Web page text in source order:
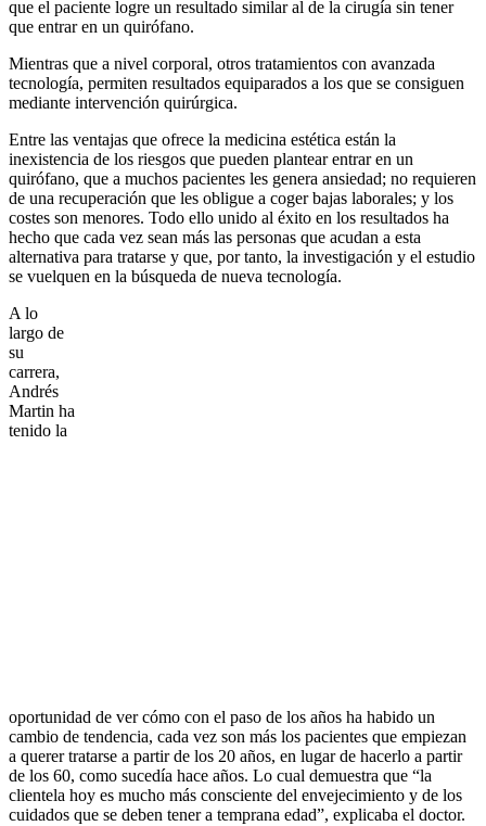
que el paciente logre un resultado similar al de la cirugía sin tener
que entrar en un quirófano.
Mientras que a nivel corporal, otros tratamientos con avanzada
tecnología, permiten resultados equiparados a los que se consiguen
mediante intervención quirúrgica.
Entre las ventajas que ofrece la medicina estética están la
inexistencia de los riesgos que pueden plantear entrar en un
quirófano, que a muchos pacientes les genera ansiedad; no requieren
de una recuperación que les obligue a coger bajas laborales; y los
costes son menores. Todo ello unido al éxito en los resultados ha
hecho que cada vez sean más las personas que acudan a esta
alternativa para tratarse y que, por tanto, la investigación y el estudio
se vuelquen en la búsqueda de nueva tecnología.
A lo
largo de
su
carrera,
Andrés
Martin ha
tenido la
oportunidad de ver cómo con el paso de los años ha habido un
cambio de tendencia, cada vez son más los pacientes que empiezan
a querer tratarse a partir de los 20 años, en lugar de hacerlo a partir
de los 60, como sucedía hace años. Lo cual demuestra que “la
clientela hoy es mucho más consciente del envejecimiento y de los
cuidados que se deben tener a temprana edad”, explicaba el doctor.